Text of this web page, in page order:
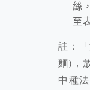
絲
至
註：
麵) ，
中種